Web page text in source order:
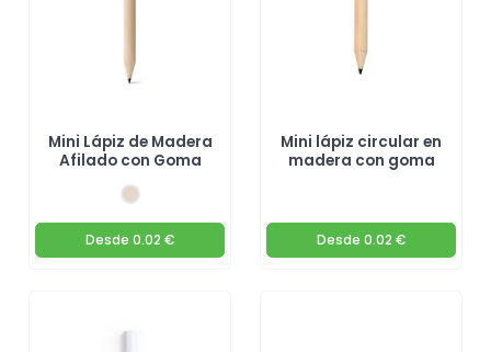
Mini Lápiz de Madera
Afilado con Goma
Desde 0.02 €
Mini lápiz circular en
madera con goma
Desde 0.02 €